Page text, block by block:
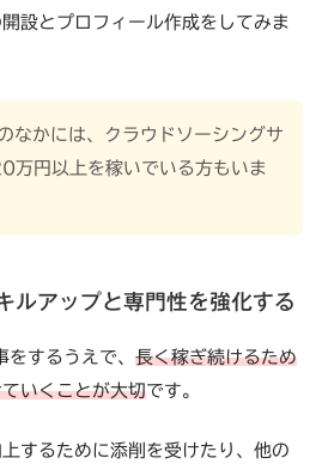
設とプロフィール作成をしてみま
なかには、クラウドソーシングサ
万円以上を稼いでいる方もいま
ルアップと専門性を強化する
するうえで、 長く稼ぎ続けるため
いくことが大切です。
するために添削を受けたり、他の